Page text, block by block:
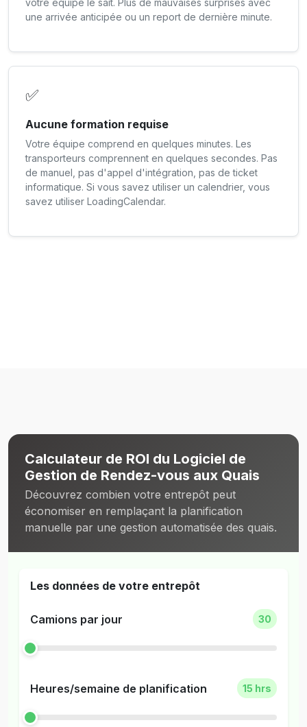
votre équipe le sait. Plus de mauvaises surprises avec
une arrivée anticipée ou un report de dernière minute.
✅
Aucune formation requise
Votre équipe comprend en quelques minutes. Les
transporteurs comprennent en quelques secondes. Pas
de manuel, pas d'appel d'intégration, pas de ticket
informatique. Si vous savez utiliser un calendrier, vous
savez utiliser LoadingCalendar.
Calculateur de ROI du Logiciel de
Gestion de Rendez-vous aux Quais
Découvrez combien votre entrepôt peut
économiser en remplaçant la planification
manuelle par une gestion automatisée des quais.
Les données de votre entrepôt
Camions par jour 30
Heures/semaine de planification 15 hrs